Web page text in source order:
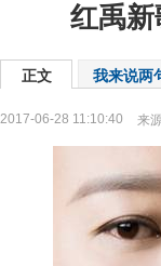
红禹
正文 我来说两
2017-06-28 11:10:40 来